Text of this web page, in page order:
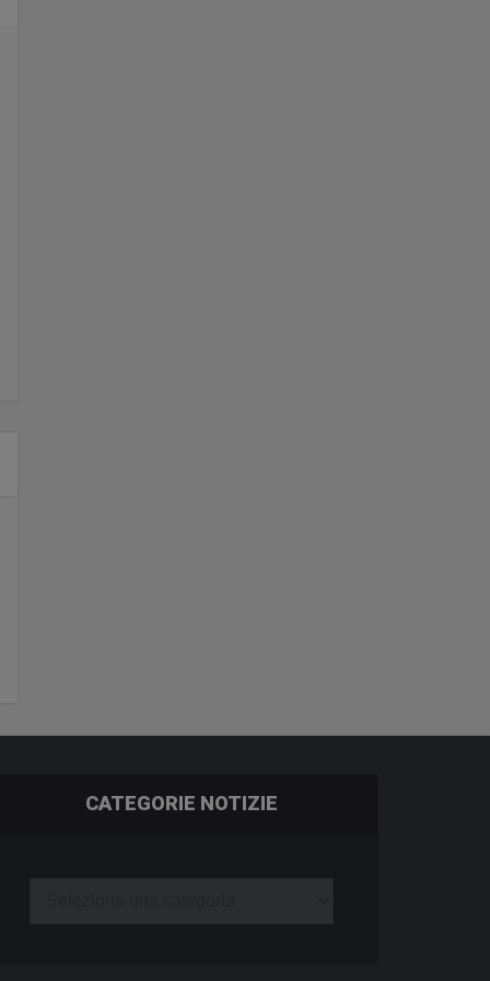
CATEGORIE NOTIZIE